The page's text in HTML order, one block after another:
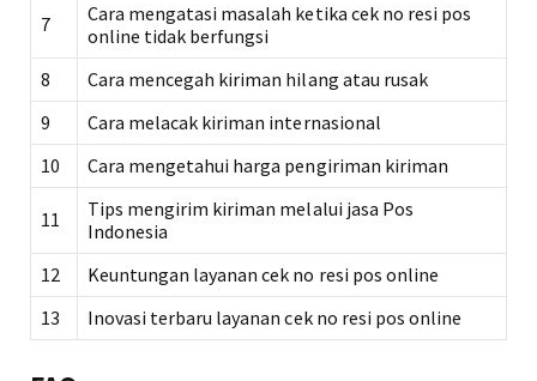
7
Cara mengatasi masalah ketika cek no resi pos
online tidak berfungsi
8
Cara mencegah kiriman hilang atau rusak
9
Cara melacak kiriman internasional
10
Cara mengetahui harga pengiriman kiriman
11
Tips mengirim kiriman melalui jasa Pos
Indonesia
12
Keuntungan layanan cek no resi pos online
13
Inovasi terbaru layanan cek no resi pos online